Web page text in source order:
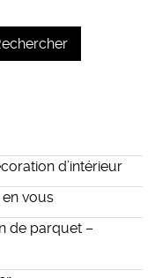
d’intérieur
vous
de parquet –